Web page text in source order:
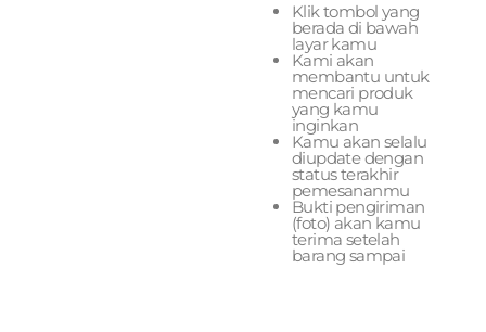
Klik tombol yang
berada di bawah
layar kamu
Kami akan
membantu untuk
mencari produk
yang kamu
inginkan
Kamu akan selalu
diupdate dengan
status terakhir
pemesananmu
Bukti pengiriman
(foto) akan kamu
terima setelah
barang sampai